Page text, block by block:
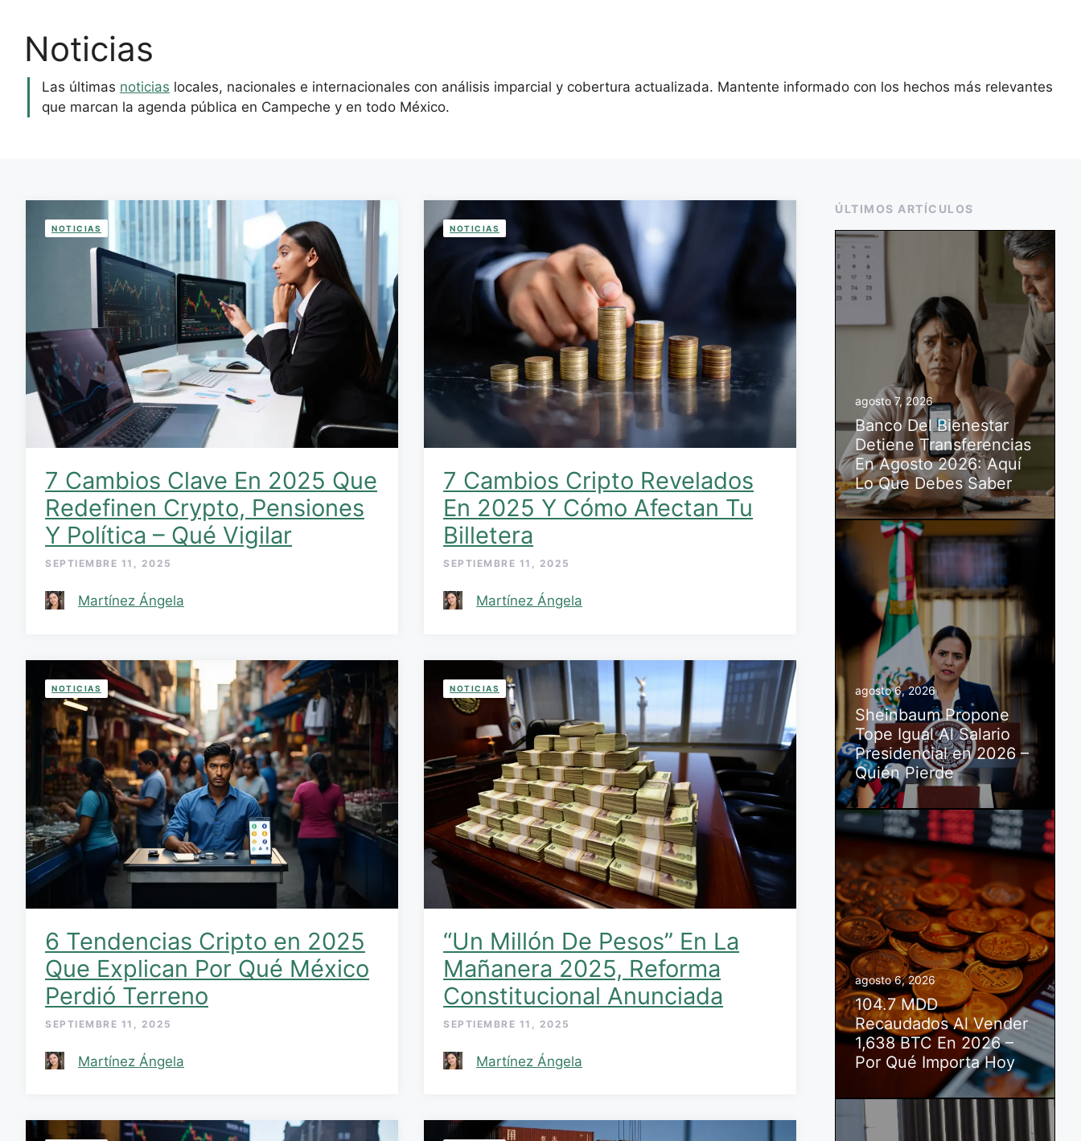
Noticias
Las últimas noticias locales, nacionales e internacionales con análisis imparcial y cobertura actualizada. Mantente informado con los hechos más relevantes
que marcan la agenda pública en Campeche y en todo México.
NOTICIAS
7 Cambios Clave En 2025 Que
Redefinen Crypto, Pensiones
Y Política – Qué Vigilar
SEPTIEMBRE 11, 2025
Martínez Ángela
NOTICIAS
7 Cambios Cripto Revelados
En 2025 Y Cómo Afectan Tu
Billetera
SEPTIEMBRE 11, 2025
Martínez Ángela
NOTICIAS
6 Tendencias Cripto en 2025
Que Explican Por Qué México
Perdió Terreno
SEPTIEMBRE 11, 2025
Martínez Ángela
NOTICIAS
“Un Millón De Pesos” En La
Mañanera 2025, Reforma
Constitucional Anunciada
SEPTIEMBRE 11, 2025
Martínez Ángela
ÚLTIMOS ARTÍCULOS
agosto 7, 2026
Banco Del Bienestar
Detiene Transferencias
En Agosto 2026: Aquí
Lo Que Debes Saber
agosto 6, 2026
Sheinbaum Propone
Tope Igual Al Salario
Presidencial en 2026 –
Quién Pierde
agosto 6, 2026
104.7 MDD
Recaudados Al Vender
1,638 BTC En 2026 –
Por Qué Importa Hoy